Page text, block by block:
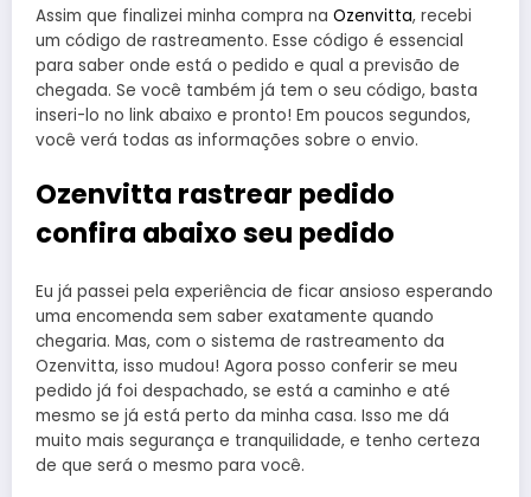
Assim que finalizei minha compra na Ozenvitta, recebi
um código de rastreamento. Esse código é essencial
para saber onde está o pedido e qual a previsão de
chegada. Se você também já tem o seu código, basta
inseri-lo no link abaixo e pronto! Em poucos segundos,
você verá todas as informações sobre o envio.
Ozenvitta rastrear pedido
confira abaixo seu pedido
Eu já passei pela experiência de ficar ansioso esperando
uma encomenda sem saber exatamente quando
chegaria. Mas, com o sistema de rastreamento da
Ozenvitta, isso mudou! Agora posso conferir se meu
pedido já foi despachado, se está a caminho e até
mesmo se já está perto da minha casa. Isso me dá
muito mais segurança e tranquilidade, e tenho certeza
de que será o mesmo para você.